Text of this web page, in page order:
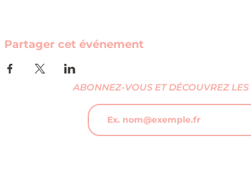
Partager cet événement
ABONNEZ-VOUS ET DÉCOUVREZ